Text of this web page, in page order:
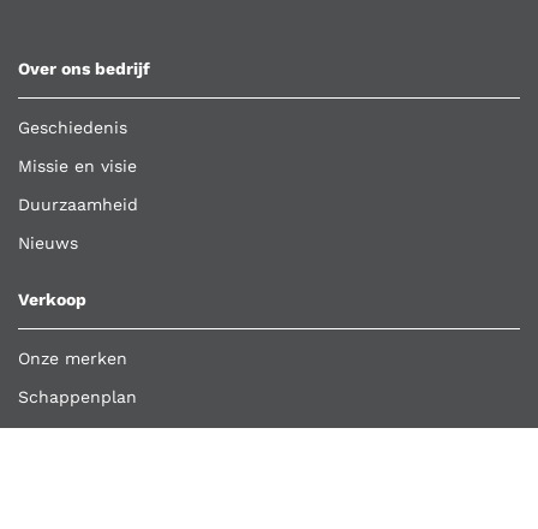
Over ons bedrijf
Geschiedenis
Missie en visie
Duurzaamheid
Nieuws
Verkoop
Onze merken
Schappenplan